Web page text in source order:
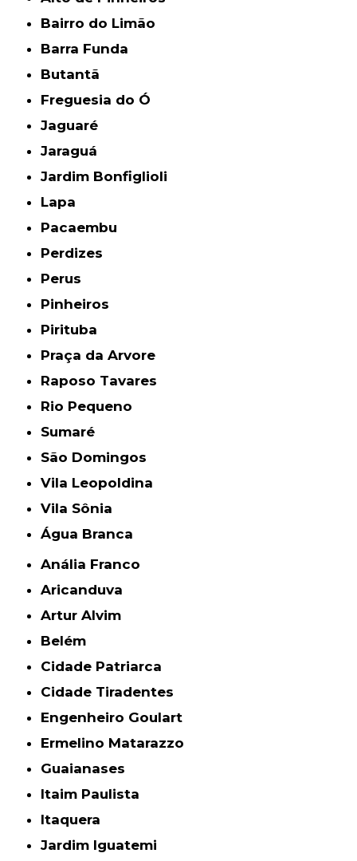
Bairro do Limão
Barra Funda
Butantã
Freguesia do Ó
Jaguaré
Jaraguá
Jardim Bonfiglioli
Lapa
Pacaembu
Perdizes
Perus
Pinheiros
Pirituba
Praça da Arvore
Raposo Tavares
Rio Pequeno
Sumaré
São Domingos
Vila Leopoldina
Vila Sônia
Água Branca
Anália Franco
Aricanduva
Artur Alvim
Belém
Cidade Patriarca
Cidade Tiradentes
Engenheiro Goulart
Ermelino Matarazzo
Guaianases
Itaim Paulista
Itaquera
Jardim Iguatemi